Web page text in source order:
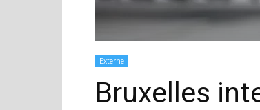
Externe
Bruxelles